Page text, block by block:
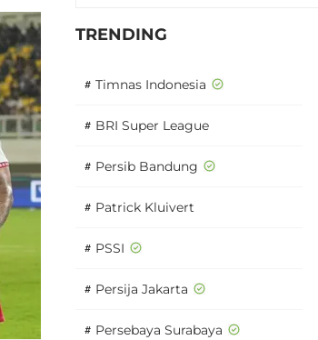
TRENDING
# Timnas Indonesia
# BRI Super League
# Persib Bandung
# Patrick Kluivert
# PSSI
# Persija Jakarta
# Persebaya Surabaya